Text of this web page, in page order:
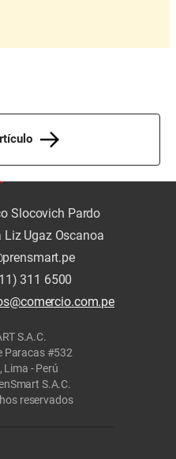
Slocovich Pardo
Ugaz Oscanoa
311 6500
S.A.C.
Paracas #532
Lima - Perú
S.A.C.
reservados